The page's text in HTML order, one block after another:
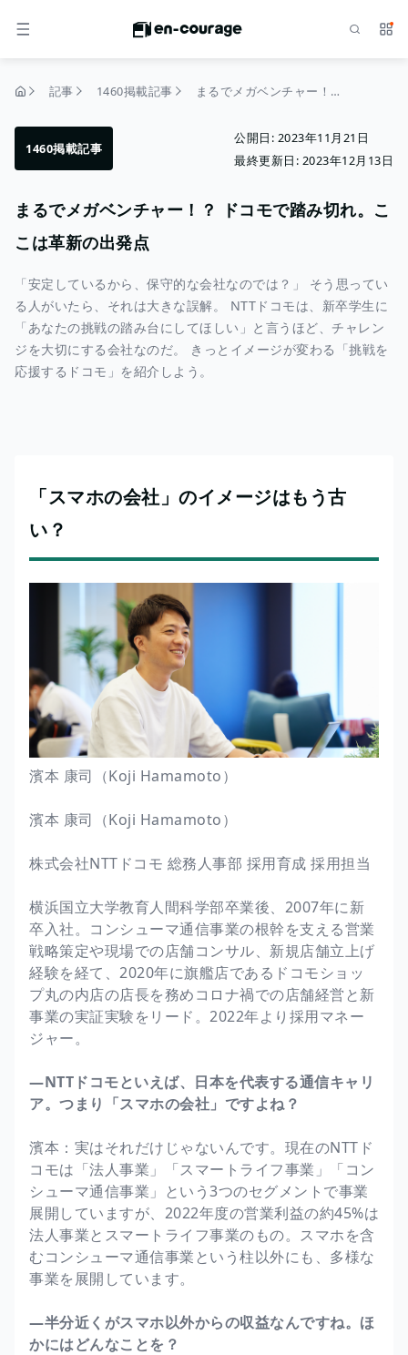
メニュー サ
記事 1460掲載記事 まるでメガベンチャー！？ ドコモで踏み切れ。ここは革新の出発点
1460掲載記事
公開日: 2023年11月21日
最終更新日: 2023年12月13日
まるでメガベンチャー！？ ドコモで踏み切れ。こ
こは革新の出発点
「安定しているから、保守的な会社なのでは？」 そう思ってい
る人がいたら、それは大きな誤解。 NTTドコモは、新卒学生に
「あなたの挑戦の踏み台にしてほしい」と言うほど、チャレン
ジを大切にする会社なのだ。 きっとイメージが変わる「挑戦を
応援するドコモ」を紹介しよう。
「スマホの会社」のイメージはもう古
い？
濱本 康司（Koji Hamamoto）
濱本 康司（Koji Hamamoto）
株式会社NTTドコモ 総務人事部 採用育成 採用担当
横浜国立大学教育人間科学部卒業後、2007年に新
卒入社。コンシューマ通信事業の根幹を支える営業
戦略策定や現場での店舗コンサル、新規店舗立上げ
経験を経て、2020年に旗艦店であるドコモショッ
プ丸の内店の店長を務めコロナ禍での店舗経営と新
事業の実証実験をリード。2022年より採用マネー
ジャー。
―NTTドコモといえば、日本を代表する通信キャリ
ア。つまり「スマホの会社」ですよね？
濱本：実はそれだけじゃないんです。現在のNTTド
コモは「法人事業」「スマートライフ事業」「コン
シューマ通信事業」という3つのセグメントで事業
展開していますが、2022年度の営業利益の約45%は
法人事業とスマートライフ事業のもの。スマホを含
むコンシューマ通信事業という柱以外にも、多様な
事業を展開しています。
―半分近くがスマホ以外からの収益なんですね。ほ
かにはどんなことを？